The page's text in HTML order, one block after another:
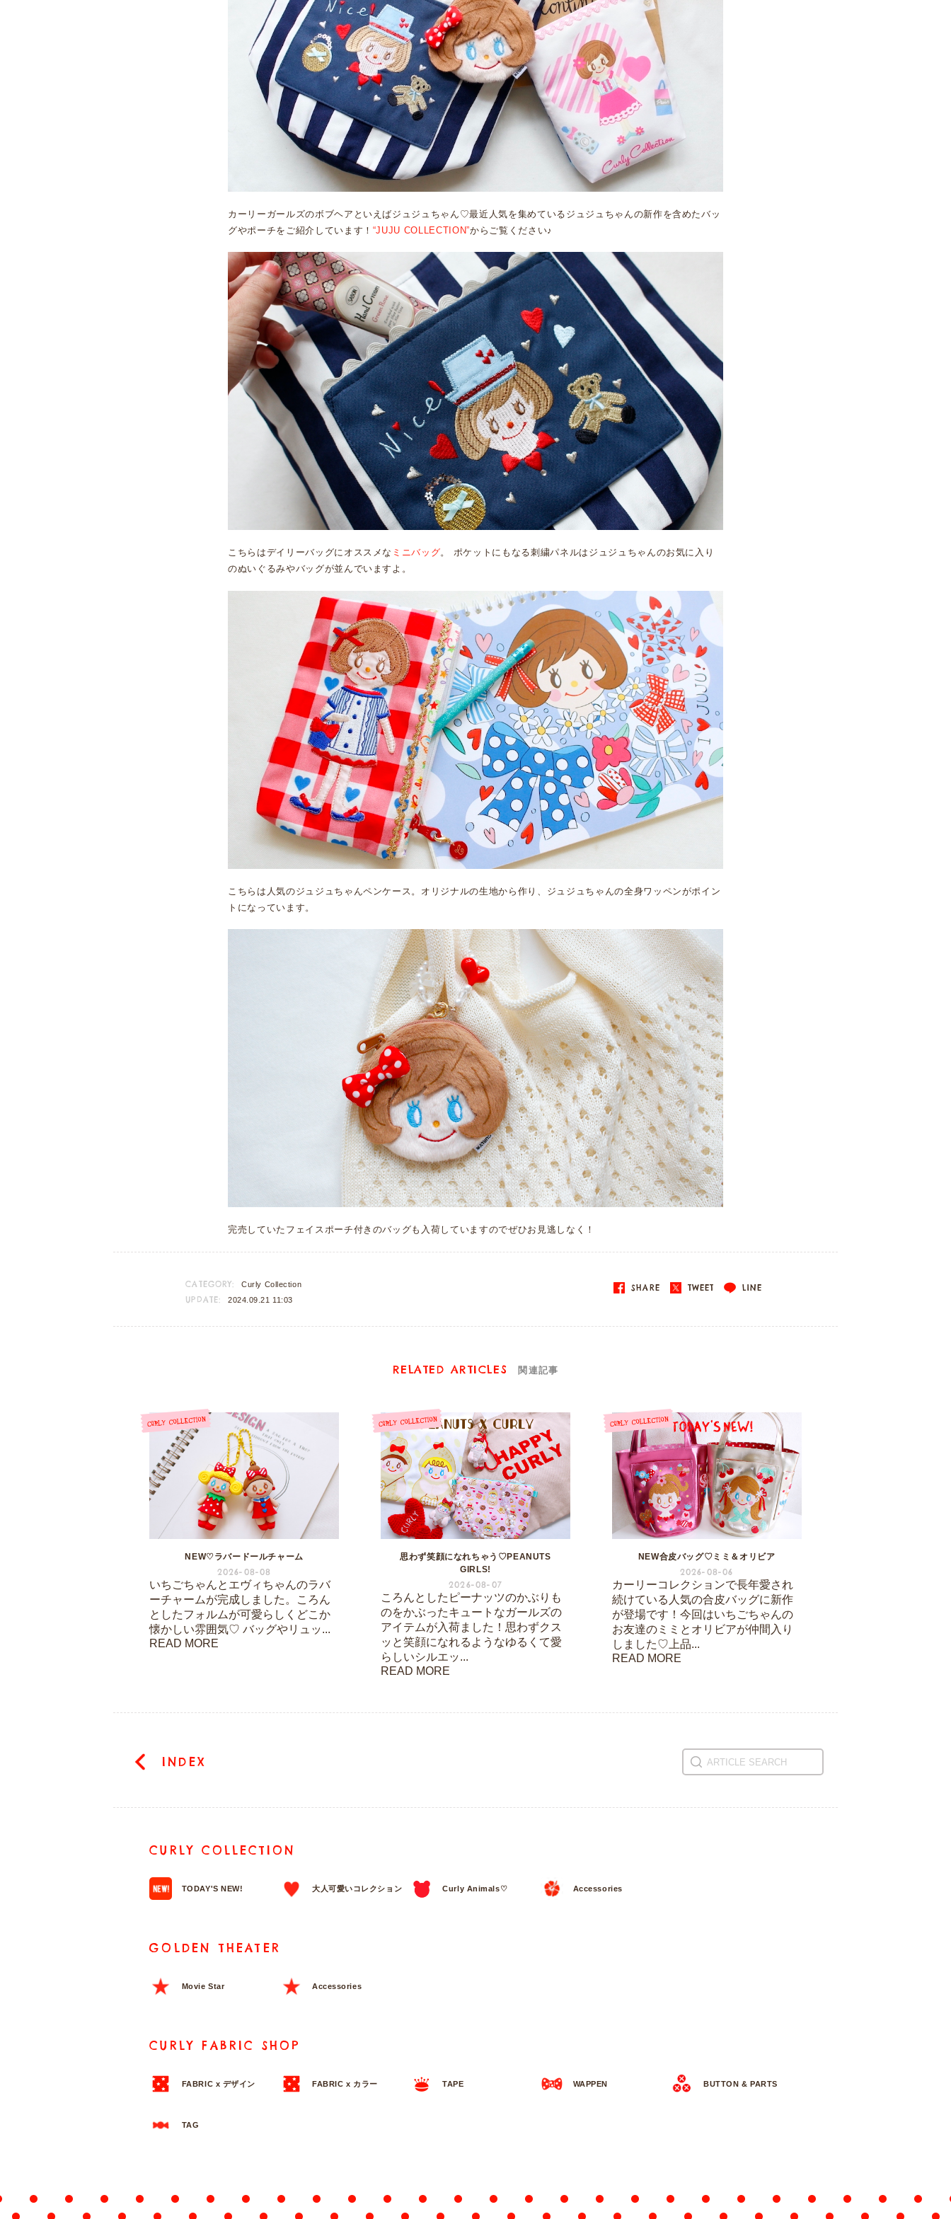
カーリーガールズのボブヘアといえばジュジュちゃん♡最近人気を集めているジュジュちゃんの新作を含めたバッ
グやポーチをご紹介しています！ “JUJU COLLECTION”からご覧ください♪
こちらはデイリーバッグにオススメな ミニバッグ。 ポケットにもなる刺繍パネルはジュジュちゃんのお気に入り
のぬいぐるみやバッグが並んでいますよ。
こちらは人気のジュジュちゃんペンケース。オリジナルの生地から作り、ジュジュちゃんの全身ワッペンがポイン
トになっています。
完売していたフェイスポーチ付きのバッグも入荷していますのでぜひお見逃しなく！
CATEGORY: Curly Collection
UPDATE: 2024.09.21 11:03
SHARE TWEET LINE
RELATED ARTICLES 関連記事
NEW♡ラバードールチャーム
2026-08-08
いちごちゃんとエヴィちゃんのラバ
ーチャームが完成しました。ころん
としたフォルムが可愛らしくどこか
懐かしい雰囲気♡ バッグやリュッ...
READ MORE
思わず笑顔になれちゃう♡PEANUTS
GIRLS!
2026-08-07
ころんとしたピーナッツのかぶりも
のをかぶったキュートなガールズの
アイテムが入荷ました！思わずクス
ッと笑顔になれるようなゆるくて愛
らしいシルエッ...
READ MORE
NEW合皮バッグ♡ミミ＆オリビア
2026-08-06
カーリーコレクションで長年愛され
続けている人気の合皮バッグに新作
が登場です！今回はいちごちゃんの
お友達のミミとオリビアが仲間入り
しました♡上品...
READ MORE
INDEX
CURLY COLLECTION
TODAY'S NEW! 大人可愛いコレクション Curly Animals♡ Accessories
GOLDEN THEATER
Movie Star Accessories
CURLY FABRIC SHOP
FABRIC x デザイン FABRIC x カラー TAPE WAPPEN BUTTON & PARTS
TAG